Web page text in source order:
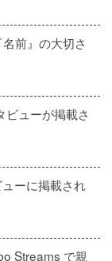
前』の大切さ
ューが掲載さ
ーに掲載され
Streams で親